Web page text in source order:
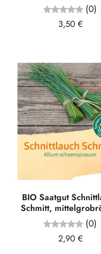
(0)
3,50 €
BIO Saatgut
Schmitt,
(0)
2,90 €